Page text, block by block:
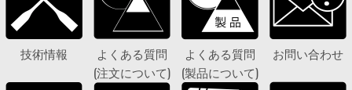
技術情報
よくある質問
(注文について)
よくある質問
(製品について)
お問い合わせ